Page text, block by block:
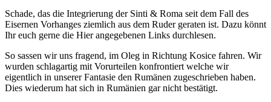
Schade, das die Integrierung der Sinti & Roma seit dem Fall des
Eisernen Vorhanges ziemlich aus dem Ruder geraten ist. Dazu könnt
Ihr euch gerne die Hier angegebenen Links durchlesen.
So sassen wir uns fragend, im Oleg in Richtung Kosice fahren. Wir
wurden schlagartig mit Vorurteilen konfrontiert welche wir
eigentlich in unserer Fantasie den Rumänen zugeschrieben haben.
Dies wiederum hat sich in Rumänien gar nicht bestätigt.